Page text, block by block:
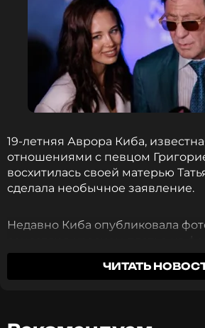
19-летняя Аврора Киба,
отношениями с певцом
восхитилась своей матерью
сделала необычное заявление.
Недавно Киба опубликовала
Комментируя снимок, Аврора
будущий муж будет тайно
Многие критикуют юную
ЧИТАТЬ